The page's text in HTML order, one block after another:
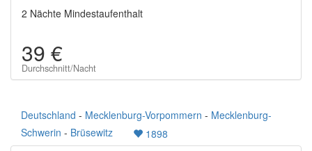
2 Nächte Mindestaufenthalt
39 €
Durchschnitt/Nacht
Deutschland - Mecklenburg-Vorpommern - Mecklenburg-
Schwerin - Brüsewitz 1898